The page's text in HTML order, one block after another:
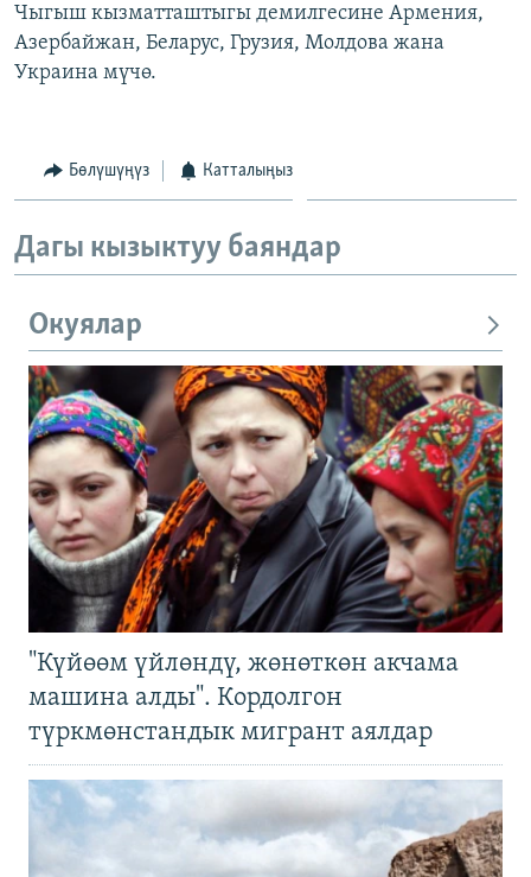
Чыгыш кызматташтыгы демилгесине Армения,
Азербайжан, Беларус, Грузия, Молдова жана
Украина мүчө.
Бөлүшүңүз Катталыңыз
Дагы кызыктуу баяндар
Окуялар
"Күйөөм үйлөндү, жөнөткөн акчама
машина алды". Кордолгон
түркмөнстандык мигрант аялдар